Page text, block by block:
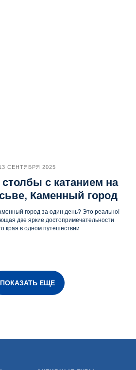
СЕНТЯБРЯ 2025
с катанием на
Каменный город
город за один день? Это реально!
две яркие достопримечательности
края в одном путешествии
ПОКАЗАТЬ ЕЩЕ